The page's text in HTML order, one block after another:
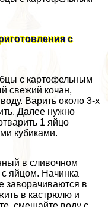
с
с картофельным
свежий кочан,
Варить около 3-х
Далее нужно
1 яйцо
кубиками.
в сливочном
яйцом. Начинка
заворачиваются в
в кастрюлю и